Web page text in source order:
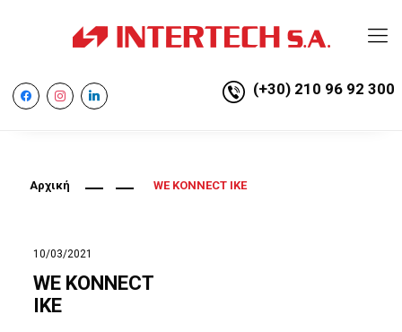
facebookinstagramlinkedin (+30) 210 96 92 300
Αρχική WE KONNECT ΙΚΕ
10/03/2021
WE KONNECT
ΙΚΕ